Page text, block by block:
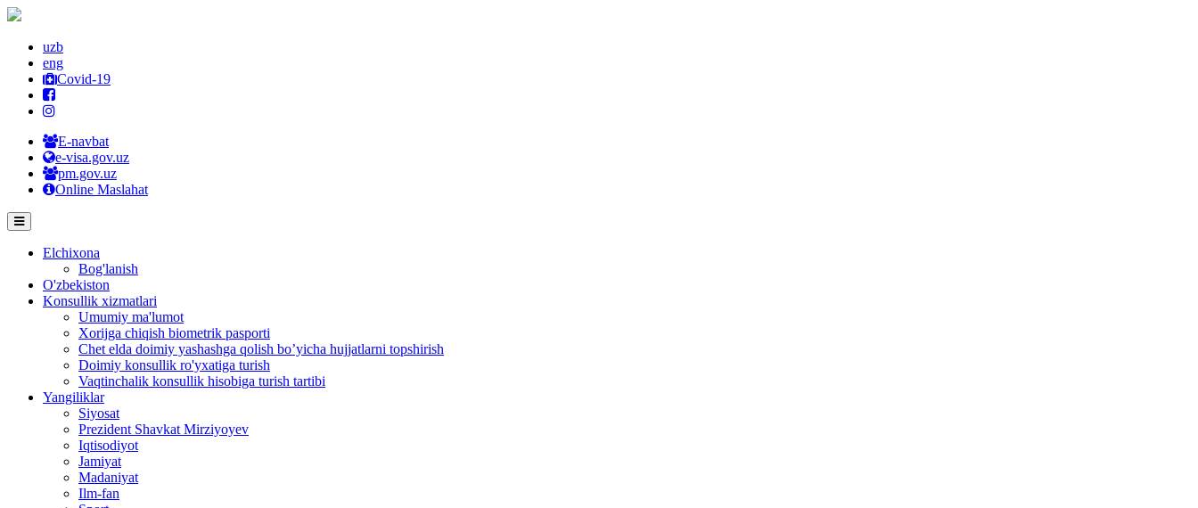
uzb
eng
Covid-19
E-navbat
e-visa.gov.uz
pm.gov.uz
Online Maslahat
Elchixona
Bog'lanish
O'zbekiston
Konsullik xizmatlari
Umumiy ma'lumot
Xorijga chiqish biometrik pasporti
Chet elda doimiy yashashga qolish bo’yicha hujjatlarni topshirish
Doimiy konsullik ro'yxatiga turish
Vaqtinchalik konsullik hisobiga turish tartibi
Yangiliklar
Siyosat
Prezident Shavkat Mirziyoyev
Iqtisodiyot
Jamiyat
Madaniyat
Ilm-fan